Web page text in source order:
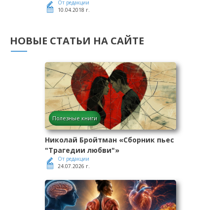
От редакции
10.04.2018 г.
НОВЫЕ СТАТЬИ НА САЙТЕ
Полезные книги
Николай Бройтман «Сборник пьес
"Трагедии любви"»
От редакции
24.07.2026 г.